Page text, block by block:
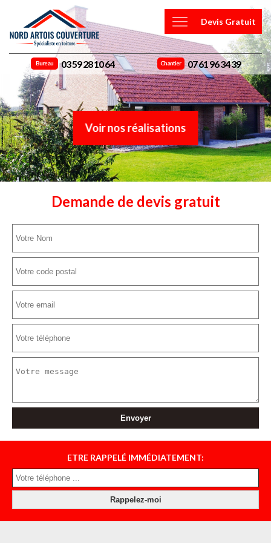
Devis Gratuit
Bureau 03 59 28 10 64 Chantier 07 61 96 34 39
Voir nos réalisations
Demande de devis gratuit
ETRE RAPPELÉ IMMÉDIATEMENT: